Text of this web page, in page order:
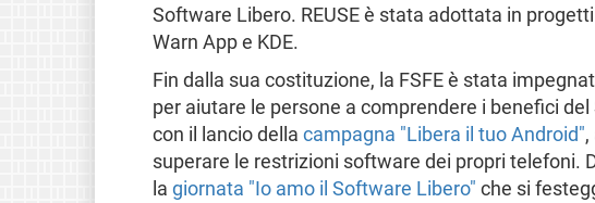
Software Libero. REUSE è stata adottata in
Warn App e KDE.
Fin dalla sua costituzione, la FSFE è stata
per aiutare le persone a comprendere i benefici
con il lancio della campagna "Libera il tuo Android"
superare le restrizioni software dei propri telefoni.
la giornata "Io amo il Software Libero" che si